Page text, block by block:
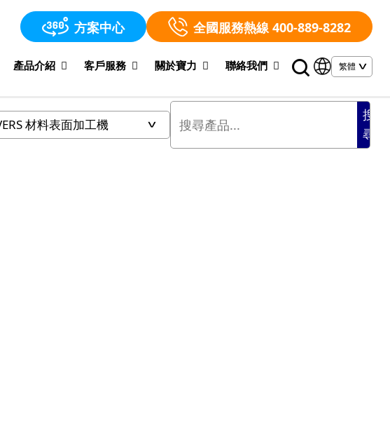
方案中心 全國服務熱線 400-889-8282
產品介紹 客戶服務 關於寶力 聯絡我們
搜
尋